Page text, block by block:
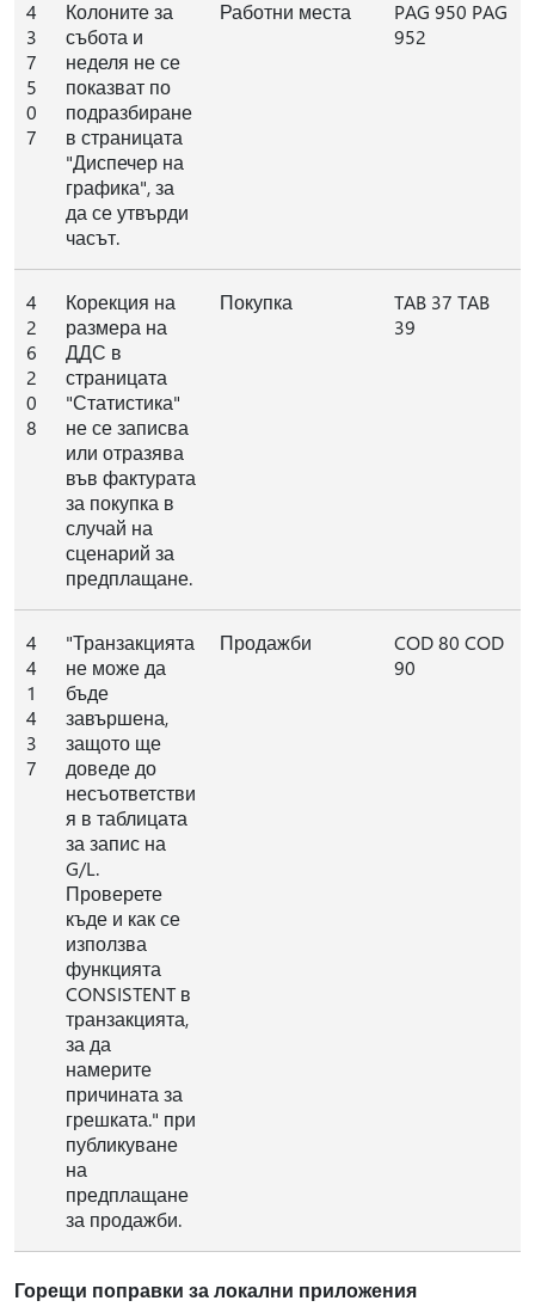
4
3
7
5
0
7
Колоните за
събота и
неделя не се
показват по
подразбиране
в страницата
"Диспечер на
графика", за
да се утвърди
часът.
Работни места
PAG 950 PAG
952
4
2
6
2
0
8
Корекция на
размера на
ДДС в
страницата
"Статистика"
не се записва
или отразява
във фактурата
за покупка в
случай на
сценарий за
предплащане.
Покупка
TAB 37 TAB
39
4
4
1
4
3
7
"Транзакцията
не може да
бъде
завършена,
защото ще
доведе до
несъответстви
я в таблицата
за запис на
G/L.
Проверете
къде и как се
използва
функцията
CONSISTENT в
транзакцията,
за да
намерите
причината за
грешката." при
публикуване
на
предплащане
за продажби.
Продажби
COD 80 COD
90
Горещи поправки за локални приложения